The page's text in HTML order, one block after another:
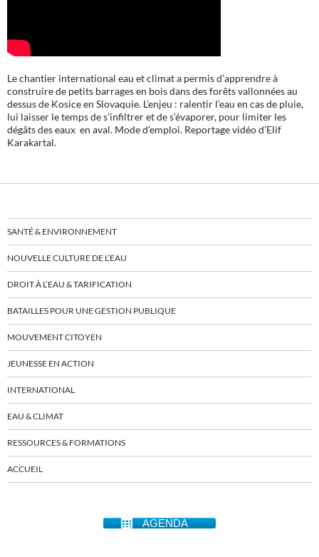
Le chantier international eau et climat a permis d’apprendre à
construire de petits barrages en bois dans des forêts vallonnées au
dessus de Kosice en Slovaquie. L’enjeu : ralentir l’eau en cas de pluie,
lui laisser le temps de s’infiltrer et de s’évaporer, pour limiter les
dégâts des eaux en aval. Mode d’emploi. Reportage vidéo d’Elif
Karakartal.
SANTÉ & ENVIRONNEMENT
NOUVELLE CULTURE DE L’EAU
DROIT À L’EAU & TARIFICATION
BATAILLES POUR UNE GESTION PUBLIQUE
MOUVEMENT CITOYEN
JEUNESSE EN ACTION
INTERNATIONAL
EAU & CLIMAT
RESSOURCES & FORMATIONS
ACCUEIL
AGENDA